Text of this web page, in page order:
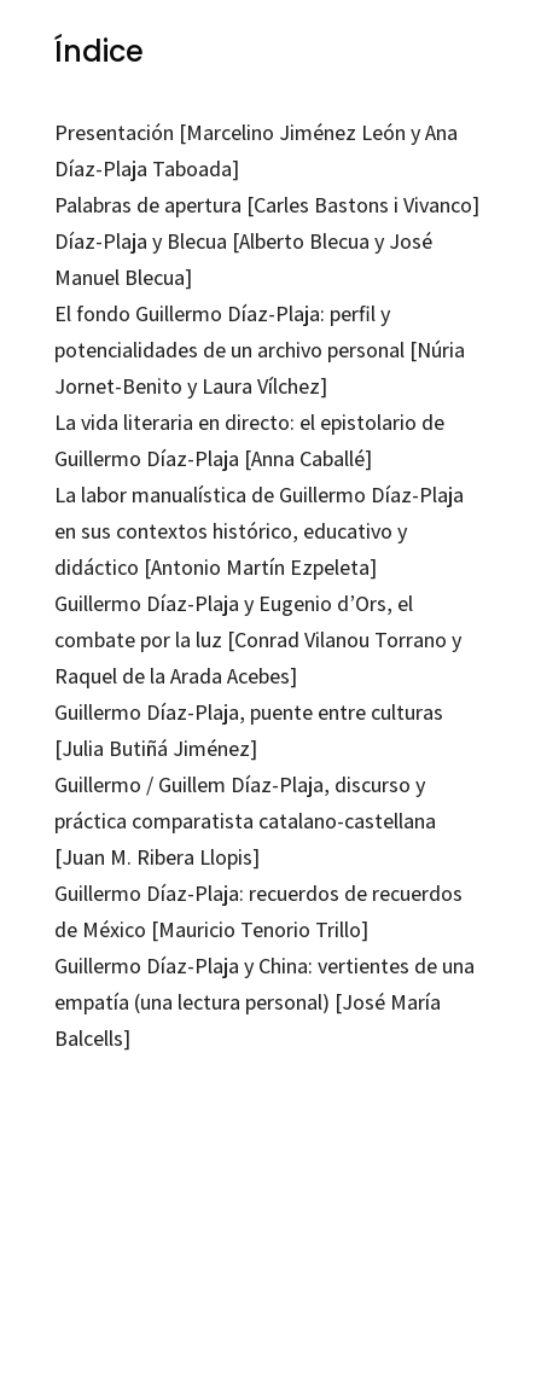
Índice
Presentación [Marcelino Jiménez León y Ana
Díaz-Plaja Taboada]
Palabras de apertura [Carles Bastons i Vivanco]
Díaz-Plaja y Blecua [Alberto Blecua y José
Manuel Blecua]
El fondo Guillermo Díaz-Plaja: perfil y
potencialidades de un archivo personal [Núria
Jornet-Benito y Laura Vílchez]
La vida literaria en directo: el epistolario de
Guillermo Díaz-Plaja [Anna Caballé]
La labor manualística de Guillermo Díaz-Plaja
en sus contextos histórico, educativo y
didáctico [Antonio Martín Ezpeleta]
Guillermo Díaz-Plaja y Eugenio d’Ors, el
combate por la luz [Conrad Vilanou Torrano y
Raquel de la Arada Acebes]
Guillermo Díaz-Plaja, puente entre culturas
[Julia Butiñá Jiménez]
Guillermo / Guillem Díaz-Plaja, discurso y
práctica comparatista catalano-castellana
[Juan M. Ribera Llopis]
Guillermo Díaz-Plaja: recuerdos de recuerdos
de México [Mauricio Tenorio Trillo]
Guillermo Díaz-Plaja y China: vertientes de una
empatía (una lectura personal) [José María
Balcells]